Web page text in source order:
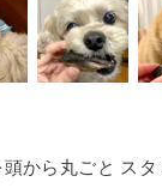
から丸ごと ス